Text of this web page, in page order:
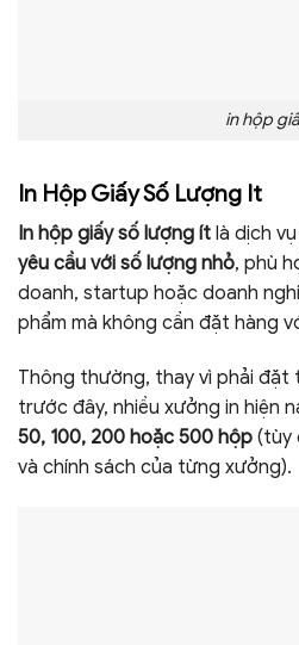
in hộp
In Hộp Giấy Số Lượng It
In hộp giấy số lượng ít là dịch vụ
yêu cầu với số lượng nhỏ, phù
doanh, startup hoặc doanh
phẩm mà không cần đặt hàng
Thông thường, thay vì phải đặt
trước đây, nhiều xưởng in hiện
50, 100, 200 hoặc 500 hộp (tùy
và chính sách của từng xưởng).